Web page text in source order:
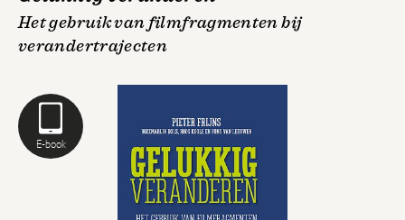
E-book
Het gebruik van filmfragmenten bij
verandertrajecten